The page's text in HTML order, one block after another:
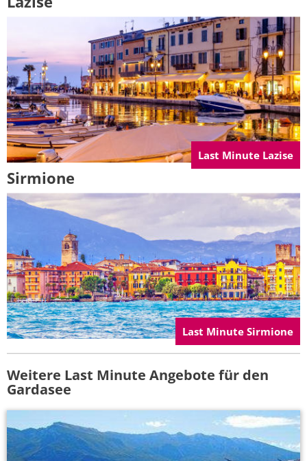
Last Minute Lazise
Sirmione
Last Minute Sirmione
Weitere Last Minute Angebote für den
Gardasee